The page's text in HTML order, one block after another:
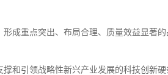
形成重点突出、布局合理、质量效益显著
和引领战略性新兴产业发展的科技创新